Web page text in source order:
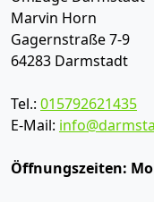
Marvin Horn
Gagernstraße 7-9
64283 Darmstadt
Tel.: 015792621435
E-Mail:
Öffnungszeiten: